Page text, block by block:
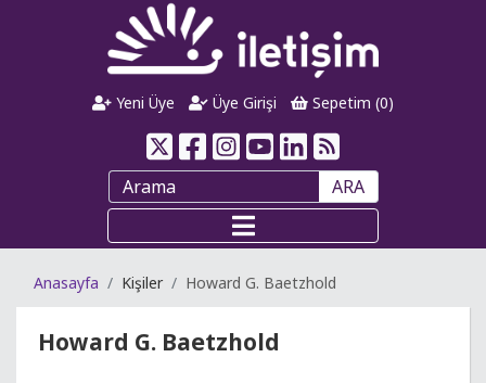
Yeni Üye Üye Girişi Sepetim (0)
ARA
Anasayfa Kişiler Howard G. Baetzhold
Howard G. Baetzhold